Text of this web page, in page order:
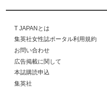
T JAPANとは
集英社女性誌ポータル利用規約
お問い合わせ
広告掲載に関して
本誌購読申込
集英社